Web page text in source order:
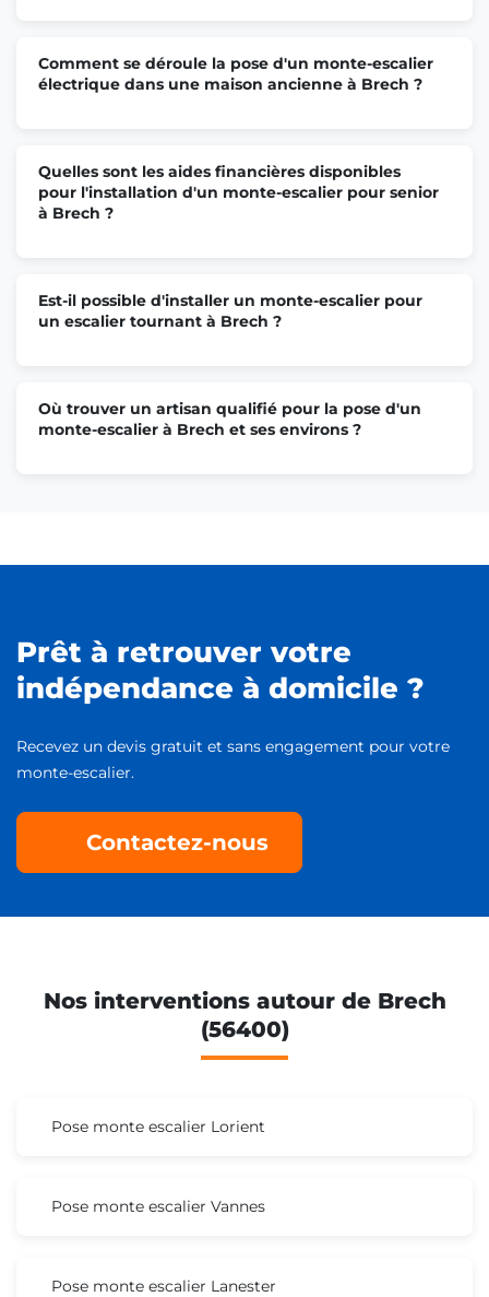
Comment se déroule la pose d'un monte-escalier
électrique dans une maison ancienne à Brech ?
Quelles sont les aides financières disponibles
pour l'installation d'un monte-escalier pour senior
à Brech ?
Est-il possible d'installer un monte-escalier pour
un escalier tournant à Brech ?
Où trouver un artisan qualifié pour la pose d'un
monte-escalier à Brech et ses environs ?
Prêt à retrouver votre
indépendance à domicile ?
Recevez un devis gratuit et sans engagement pour votre
monte-escalier.
Contactez-nous
Nos interventions autour de Brech
(56400)
Pose monte escalier Lorient
Pose monte escalier Vannes
Pose monte escalier Lanester